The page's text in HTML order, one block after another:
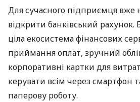
Для сучасного підприємця вже
відкрити банківський рахунок.
ціла екосистема фінансових
приймання оплат, зручний
корпоративні картки для
керувати всім через смартфон
паперову роботу.